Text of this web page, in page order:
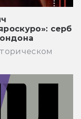
серб